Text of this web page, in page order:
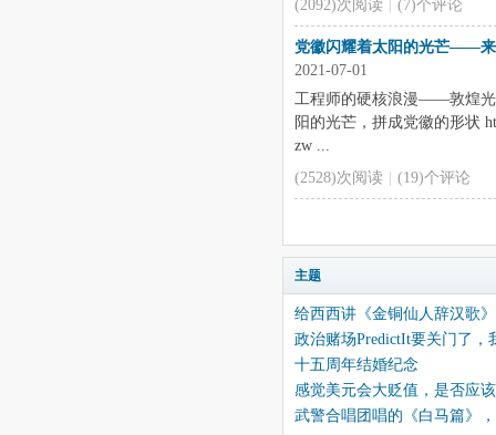
(2092)次阅读 | (7)个评论
党徽闪耀着太阳的光芒——
2021-07-01
工程师的硬核浪漫——敦煌光
阳的光芒，拼成党徽的形状
zw ...
(2528)次阅读 | (19)个评论
主题
给西西讲《金铜仙人辞汉歌》
政治赌场PredictIt要关门了，
十五周年结婚纪念
感觉美元会大贬值，是否应
武警合唱团唱的《白马篇》